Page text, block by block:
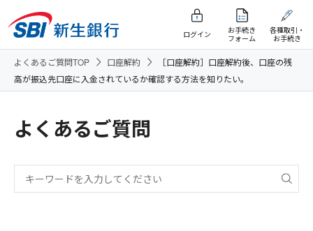
ログイン
お手続き
フォーム
各種取引・
お手続き
よくあるご質問TOP 口座解約
［口座解約］口座解約後、口座の残
高が振込先口座に入金されているか確認する方法を知りたい。
よくあるご質問